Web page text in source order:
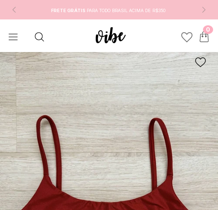
FRETE GRÁTIS PARA TODO BRASIL ACIMA DE R$350
0